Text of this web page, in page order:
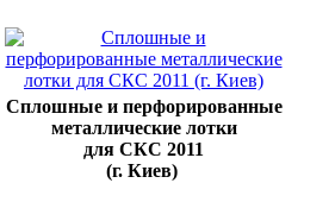
Сплошные и перфорированные
металлические лотки
для СКС 2011
(г. Киев)